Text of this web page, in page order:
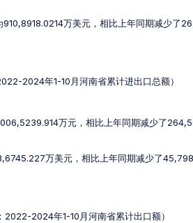
万美元，相比上年同期减少了
2024年1-10月河南省累计进出口总额）
万元，相比上年同期减少了
万美元，相比上年同期减少了
2022-2024年1-10月河南省累计出口额）